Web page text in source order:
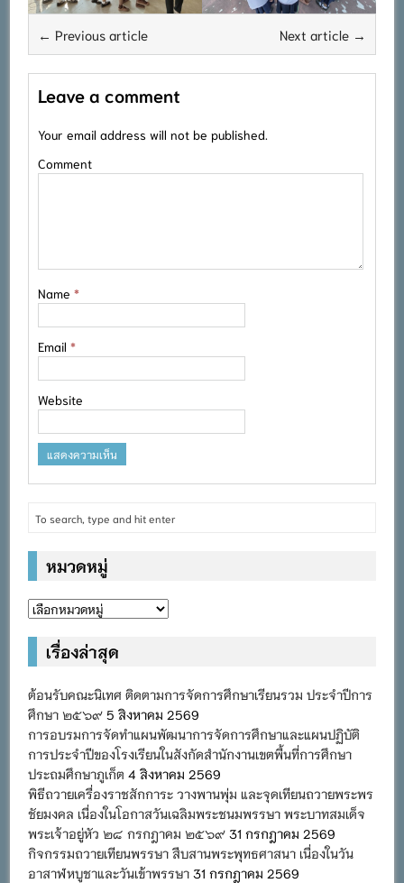
← Previous article Next article →
Leave a comment
Your email address will not be published.
Comment
Name*
Email*
Website
หมวดหมู่
หมวด
เรื่องล่าสุด
ต้อนรับคณะนิเทศ ติดตามการจัดการศึกษาเรียนรวม ประจำปีการ
ศึกษา ๒๕๖๙ 5 สิงหาคม 2569
การอบรมการจัดทำแผนพัฒนาการจัดการศึกษาและแผนปฏิบัติ
การประจำปีของโรงเรียนในสังกัดสำนักงานเขตพื้นที่การศึกษา
ประถมศึกษาภูเก็ต 4 สิงหาคม 2569
พิธีถวายเครื่องราชสักการะ วางพานพุ่ม และจุดเทียนถวายพระพร
ชัยมงคล เนื่องในโอกาสวันเฉลิมพระชนมพรรษา พระบาทสมเด็จ
พระเจ้าอยู่หัว ๒๘ กรกฎาคม ๒๕๖๙ 31 กรกฎาคม 2569
กิจกรรมถวายเทียนพรรษา สืบสานพระพุทธศาสนา เนื่องในวัน
อาสาฬหบูชาและวันเข้าพรรษา 31 กรกฎาคม 2569